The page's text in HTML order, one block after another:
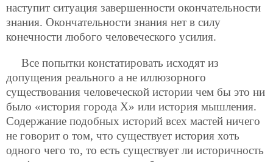
наступит ситуация завершенности окончательности
знания. Окончательности знания нет в силу
конечности любого человеческого усилия.
Все попытки констатировать исходят из
допущения реального а не иллюзорного
существования человеческой истории чем бы это ни
было «история города Х» или история мышления.
Содержание подобных историй всех мастей ничего
не говорит о том, что существует история хоть
одного чего то, то есть существует ли историчность